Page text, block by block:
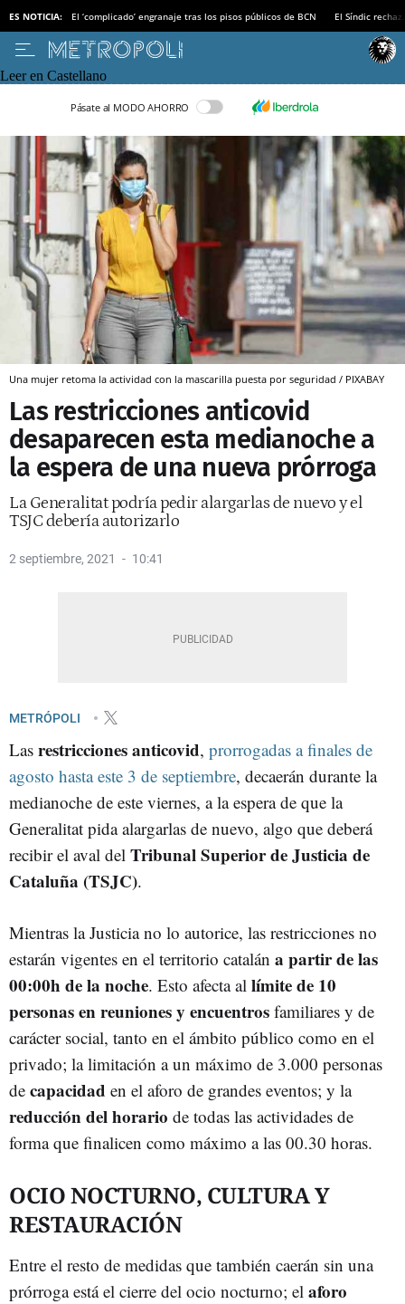
ES NOTICIA: El ‘complicado’ engranaje tras los pisos públicos de BCN El Síndic
Leer en Castellano
Pásate al MODO AHORRO
Una mujer retoma la actividad con la mascarilla puesta por seguridad / PIXABAY
Las restricciones anticovid
desaparecen esta medianoche a
la espera de una nueva prórroga
La Generalitat podría pedir alargarlas de nuevo y el
TSJC debería autorizarlo
2 septiembre, 2021 10:41
METRÓPOLI
Las restricciones anticovid, prorrogadas a finales de
agosto hasta este 3 de septiembre, decaerán durante la
medianoche de este viernes, a la espera de que la
Generalitat pida alargarlas de nuevo, algo que deberá
recibir el aval del Tribunal Superior de Justicia de
Cataluña (TSJC).
Mientras la Justicia no lo autorice, las restricciones no
estarán vigentes en el territorio catalán a partir de las
00:00h de la noche. Esto afecta al límite de 10
personas en reuniones y encuentros familiares y de
carácter social, tanto en el ámbito público como en el
privado; la limitación a un máximo de 3.000 personas
de capacidad en el aforo de grandes eventos; y la
reducción del horario de todas las actividades de
forma que finalicen como máximo a las 00.30 horas.
OCIO NOCTURNO, CULTURA Y
RESTAURACIÓN
Entre el resto de medidas que también caerán sin una
prórroga está el cierre del ocio nocturno; el aforo